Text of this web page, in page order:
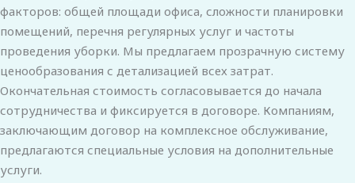
факторов: общей площади офиса, сложности планировки
помещений, перечня регулярных услуг и частоты
проведения уборки. Мы предлагаем прозрачную систему
ценообразования с детализацией всех затрат.
Окончательная стоимость согласовывается до начала
сотрудничества и фиксируется в договоре. Компаниям,
заключающим договор на комплексное обслуживание,
предлагаются специальные условия на дополнительные
услуги.